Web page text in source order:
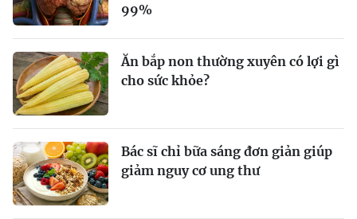
99%
Ăn bắp non thường xuyên có lợi gì
cho sức khỏe?
Bác sĩ chỉ bữa sáng đơn giản giúp
giảm nguy cơ ung thư